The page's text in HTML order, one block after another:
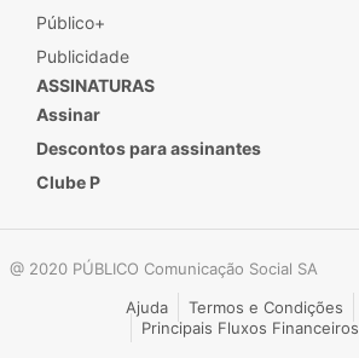
Público+
Publicidade
ASSINATURAS
Assinar
Descontos para assinantes
Clube P
@ 2020 PÚBLICO Comunicação Social SA
Ajuda
Termos e Condições
Principais Fluxos Financeiros